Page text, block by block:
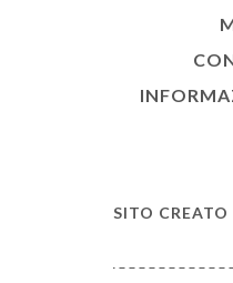
SITO CREATO